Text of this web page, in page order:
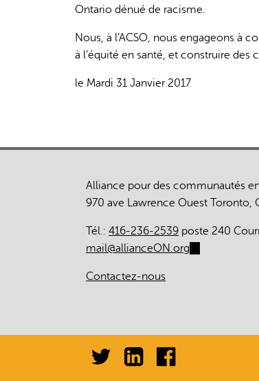
Ontario dénué de racisme.
Nous, à l’ACSO, nous engageons à
à l’équité en santé, et construire
le Mardi 31 Janvier 2017
Alliance pour des communautés
970 ave Lawrence Ouest Toronto,
Tél.: 416-236-2539 poste 240
mail@allianceON.org
Contactez-nous